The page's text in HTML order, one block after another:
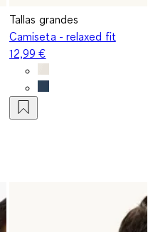
Tallas grandes
Camiseta - relaxed fit
12,99 €